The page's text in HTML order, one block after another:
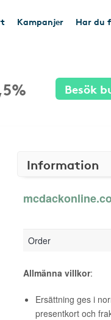
Kampanjer Har du
Besök
Information
Order
Allmänna villkor:
Ersättning ges i
presentkort och